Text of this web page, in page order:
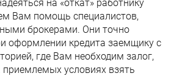
на «откат» работнику
Вам помощь специалистов,
брокерами. Они точно
оформлении кредита заемщику с
где Вам необходим залог,
условиях взять